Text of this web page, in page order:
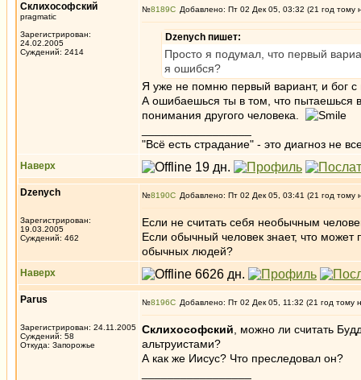
Склихософский
pragmatic
Зарегистрирован:
24.02.2005
Суждений: 2414
№8189 Добавлено: Пт 02 Дек 05, 03:32 (21 год тому
Dzenych пишет:
Просто я подумал, что первый
я ошибся?
Я уже не помню первый вариант, и бог
А ошибаешься ты в том, что пытаешься
понимания другого человека.
"Всё есть страдание" - это диагноз не
Наверх
Dzenych
Зарегистрирован:
19.03.2005
Суждений: 462
№8190 Добавлено: Пт 02 Дек 05, 03:41 (21 год тому
Если не считать себя необычным
Если обычный человек знает, что
обычных людей?
Наверх
Parus
Зарегистрирован: 24.11.2005
Суждений: 58
Откуда: Запорожье
№8196 Добавлено: Пт 02 Дек 05, 11:32 (21 год тому
Склихософский , можно ли считать
альтруистами?
А как же Иисус? Что преследовал он?